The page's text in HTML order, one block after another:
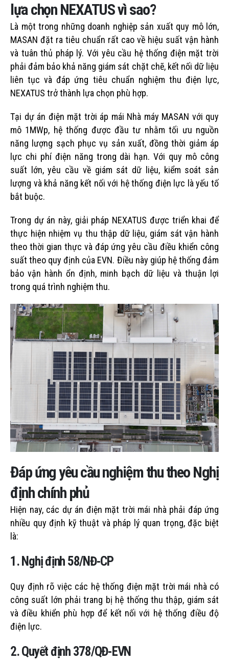
lựa chọn NEXATUS vì sao?
Là một trong những doanh nghiệp sản xuất quy mô lớn,
MASAN đặt ra tiêu chuẩn rất cao về hiệu suất vận hành
và tuân thủ pháp lý. Với yêu cầu hệ thống điện mặt trời
phải đảm bảo khả năng giám sát chặt chẽ, kết nối dữ liệu
liên tục và đáp ứng tiêu chuẩn nghiệm thu điện lực,
NEXATUS trở thành lựa chọn phù hợp.
Tại dự án điện mặt trời áp mái Nhà máy MASAN với quy
mô 1MWp, hệ thống được đầu tư nhằm tối ưu nguồn
năng lượng sạch phục vụ sản xuất, đồng thời giảm áp
lực chi phí điện năng trong dài hạn. Với quy mô công
suất lớn, yêu cầu về giám sát dữ liệu, kiểm soát sản
lượng và khả năng kết nối với hệ thống điện lực là yếu tố
bắt buộc.
Trong dự án này, giải pháp NEXATUS được triển khai để
thực hiện nhiệm vụ thu thập dữ liệu, giám sát vận hành
theo thời gian thực và đáp ứng yêu cầu điều khiển công
suất theo quy định của EVN. Điều này giúp hệ thống đảm
bảo vận hành ổn định, minh bạch dữ liệu và thuận lợi
trong quá trình nghiệm thu.
Đáp ứng yêu cầu nghiệm thu theo Nghị
định chính phủ
Hiện nay, các dự án điện mặt trời mái nhà phải đáp ứng
nhiều quy định kỹ thuật và pháp lý quan trọng, đặc biệt
là:
1. Nghị định 58/NĐ-CP
Quy định rõ việc các hệ thống điện mặt trời mái nhà có
công suất lớn phải trang bị hệ thống thu thập, giám sát
và điều khiển phù hợp để kết nối với hệ thống điều độ
điện lực.
2. Quyết định 378/QĐ-EVN